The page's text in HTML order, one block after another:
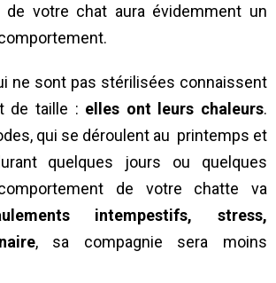
de votre chat aura évidemment un
ne sont pas stérilisées connaissent
de taille : elles ont leurs chaleurs.
qui se déroulent au printemps et
quelques jours ou quelques
de votre chatte va
intempestifs, stress,
, sa compagnie sera moins